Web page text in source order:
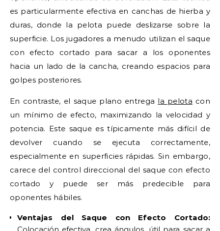
es particularmente efectiva en canchas de hierba y
duras, donde la pelota puede deslizarse sobre la
superficie. Los jugadores a menudo utilizan el saque
con efecto cortado para sacar a los oponentes
hacia un lado de la cancha, creando espacios para
golpes posteriores.
En contraste, el saque plano entrega la pelota con
un mínimo de efecto, maximizando la velocidad y
potencia. Este saque es típicamente más difícil de
devolver cuando se ejecuta correctamente,
especialmente en superficies rápidas. Sin embargo,
carece del control direccional del saque con efecto
cortado y puede ser más predecible para
oponentes hábiles.
Ventajas del Saque con Efecto Cortado:
Colocación efectiva, crea ángulos, útil para sacar a